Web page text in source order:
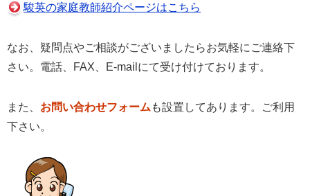
駿英の家庭教師紹介ページはこちら
なお、疑問点やご相談がございましたらお気軽にご連絡下
さい。電話、FAX、E-mailにて受け付けております。
また、 お問い合わせフォーム も設置してあります。ご利用
下さい。